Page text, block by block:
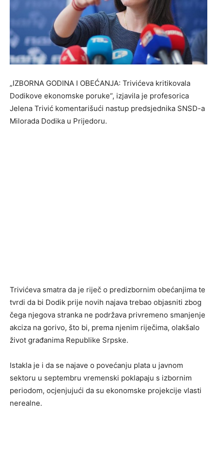
„IZBORNA GODINA I OBEĆANJA: Trivićeva kritikovala
Dodikove ekonomske poruke“, izjavila je profesorica
Jelena Trivić komentarišući nastup predsjednika SNSD-a
Milorada Dodika u Prijedoru.
Trivićeva smatra da je riječ o predizbornim obećanjima te
tvrdi da bi Dodik prije novih najava trebao objasniti zbog
čega njegova stranka ne podržava privremeno smanjenje
akciza na gorivo, što bi, prema njenim riječima, olakšalo
život građanima Republike Srpske.
Istakla je i da se najave o povećanju plata u javnom
sektoru u septembru vremenski poklapaju s izbornim
periodom, ocjenjujući da su ekonomske projekcije vlasti
nerealne.